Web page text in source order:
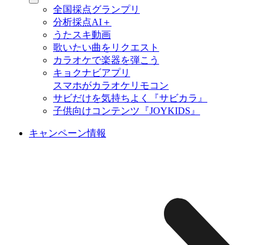
全国採点グランプリ
分析採点AI＋
うたスキ動画
歌いたい曲をリクエスト
カラオケで楽器を弾こう
キョクナビアプリ
スマホがカラオケリモコン
サビだけを気持ちよく『サビカラ』
子供向けコンテンツ『JOYKIDS』
キャンペーン情報